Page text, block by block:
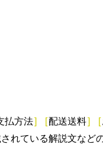
払方法] [配送送料] [
れている解説文など